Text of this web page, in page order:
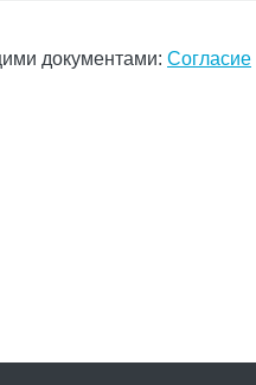
документами: Согласие